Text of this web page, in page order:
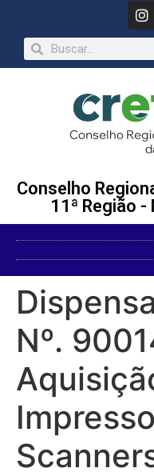
Conselho
11ª Região
Nº.